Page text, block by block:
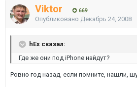
Viktor 669
Опубликовано Декабрь 24, 2008
hEx сказал:
Где же они под iPhone найдут?
Ровно год назад, если помните, нашли,